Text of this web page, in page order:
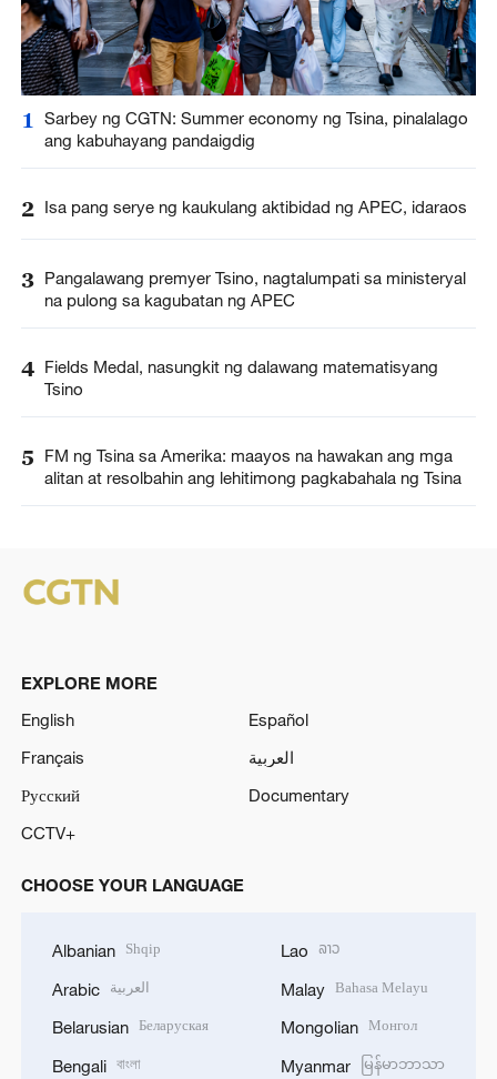
1
Sarbey ng CGTN: Summer economy ng Tsina, pinalalago
ang kabuhayang pandaigdig
2 Isa pang serye ng kaukulang aktibidad ng APEC, idaraos
3 Pangalawang premyer Tsino, nagtalumpati sa ministeryal
na pulong sa kagubatan ng APEC
4 Fields Medal, nasungkit ng dalawang matematisyang
Tsino
5
FM ng Tsina sa Amerika: maayos na hawakan ang mga
alitan at resolbahin ang lehitimong pagkabahala ng Tsina
EXPLORE MORE
English
Español
Français
العربية
Русский
Documentary
CCTV+
CHOOSE YOUR LANGUAGE
Albanian Shqip
Arabic العربية
Belarusian Беларуская
Bengali বাংলা
Lao ລາວ
Malay Bahasa Melayu
Mongolian Монгол
Myanmar မြန်မာဘာသာ